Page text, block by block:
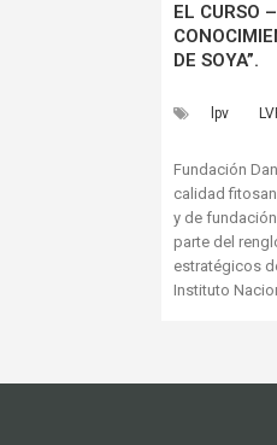
EL CURSO
DE SOYA”.
lpv
Fundación
calidad
y de
parte del
estratégicos
Instituto